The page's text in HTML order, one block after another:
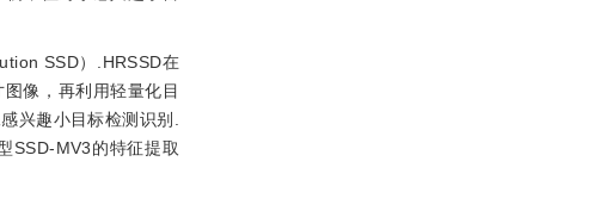
SSD）.HRSSD在
像，再利用轻量化目
兴趣小目标检测识别.
SSD-MV3的特征提取